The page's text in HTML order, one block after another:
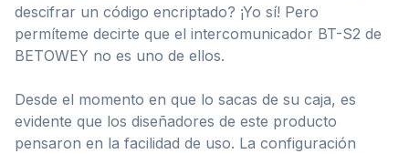
descifrar un código encriptado? ¡Yo sí! Pero
permíteme decirte que el intercomunicador BT-S2 de
BETOWEY no es uno de ellos.
Desde el momento en que lo sacas de su caja, es
evidente que los diseñadores de este producto
pensaron en la facilidad de uso. La configuración